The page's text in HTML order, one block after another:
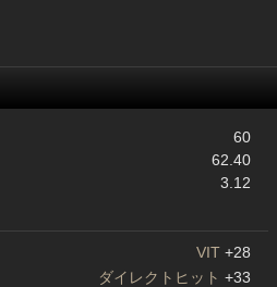
60
62.40
3.12
VIT +28
ダイレクトヒット +33